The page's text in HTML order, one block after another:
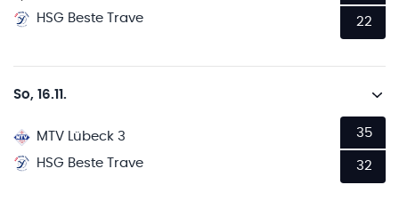
HSG Beste Trave
22
So, 16.11.
MTV Lübeck 3
HSG Beste Trave
35
32